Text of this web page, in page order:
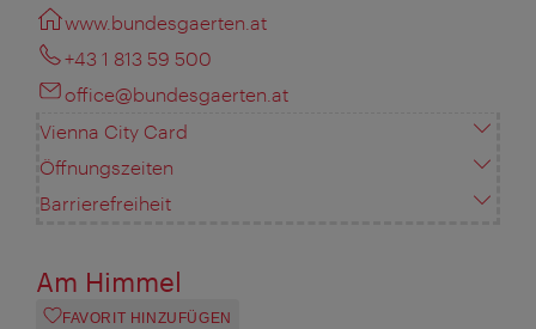
www.bundesgaerten.at
+43 1 813 59 500
office@bundesgaerten.at
Vienna City Card
Öffnungszeiten
Barrierefreiheit
Am Himmel
FAVORIT HINZUFÜGEN